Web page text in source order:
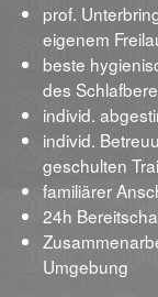
prof.
eigenem
beste
des
individ.
individ.
geschulten
familiärer
24h
Umgebung